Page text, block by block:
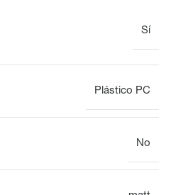
Sí
Plástico PC
No